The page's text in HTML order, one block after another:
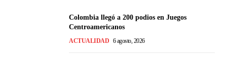
Colombia llegó a 200 podios en Juegos
Centroamericanos
ACTUALIDAD 6 agosto, 2026